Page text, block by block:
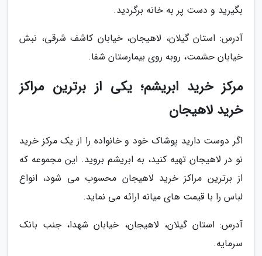
بگیرید و دست پر به خانه برگردید.
آدرس: استان گیلان، لاهیجان، خیابان کاشف شرقی، نبش
خیابان حشمت، روبه روی بیمارستان شفا.
مرکز خرید ابریشم؛ یکی از برترین مراکز
خرید لاهیجان
اگر دوست دارید پوشاک خود و خانواده را از یک مرکز خرید
نو در لاهیجان تهیه کنید، به ابریشم بروید. این مجموعه که
از برترین مراکز خرید لاهیجان محسوب می شود، انواع
لباس را با قیمت های میانه ارائه می نماید.
آدرس: استان گیلان، لاهیجان، خیابان شهدا، جنب بانک
سرمایه.